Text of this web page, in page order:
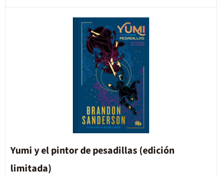
Yumi y el pintor de pesadillas (edición
limitada)